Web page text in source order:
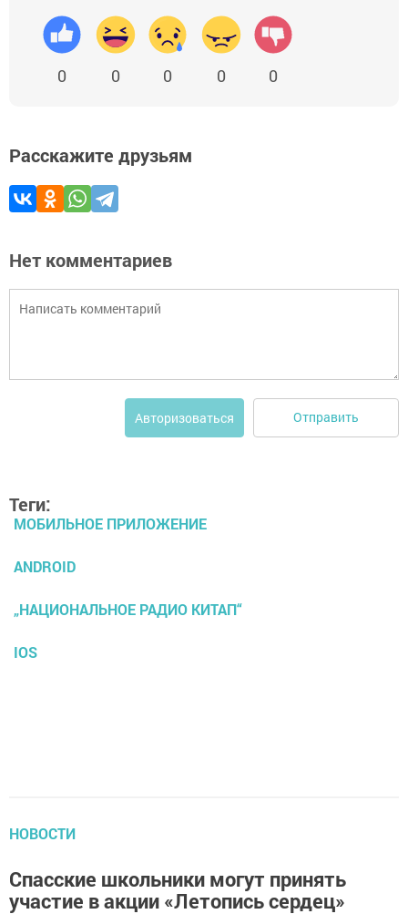
0 0 0 0 0
Расскажите друзьям
Нет комментариев
Авторизоваться Отправить
Теги:
МОБИЛЬНОЕ ПРИЛОЖЕНИЕ
ANDROID
„НАЦИОНАЛЬНОЕ РАДИО КИТАП“
IOS
НОВОСТИ
Спасские школьники могут принять
участие в акции «Летопись сердец»